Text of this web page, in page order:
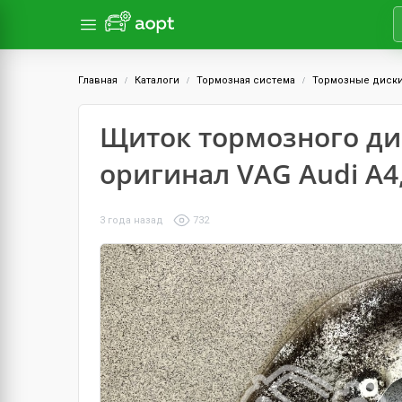
Главная Каталоги Тормозная система Тормозные
Щиток тормозного
оригинал VAG Audi
3 года назад 732